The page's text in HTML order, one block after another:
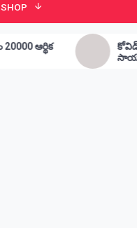
SHOP
కోవిడ్ భాదిత కుటుంభం కి అభయం